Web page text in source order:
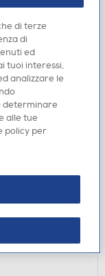
di terze
di
ed
tuoi interessi,
analizzare le
determinare
alle tue
policy per